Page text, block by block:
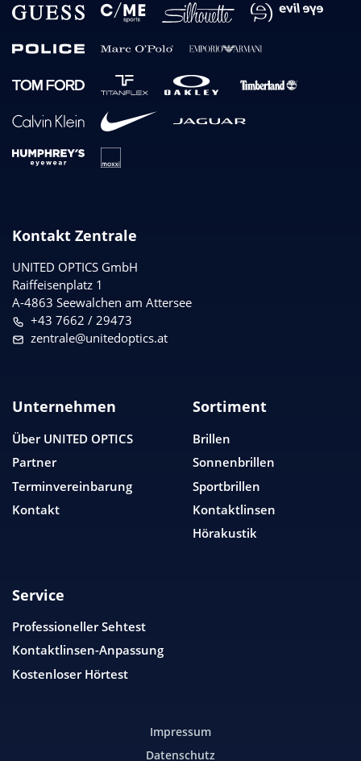
Kontakt Zentrale
UNITED OPTICS GmbH
Raiffeisenplatz 1
A-4863 Seewalchen am Attersee
+43 7662 / 29473
zentrale@unitedoptics.at
Unternehmen
Über UNITED OPTICS
Partner
Terminvereinbarung
Kontakt
Sortiment
Brillen
Sonnenbrillen
Sportbrillen
Kontaktlinsen
Hörakustik
Service
Professioneller Sehtest
Kontaktlinsen-Anpassung
Kostenloser Hörtest
Impressum
Datenschutz